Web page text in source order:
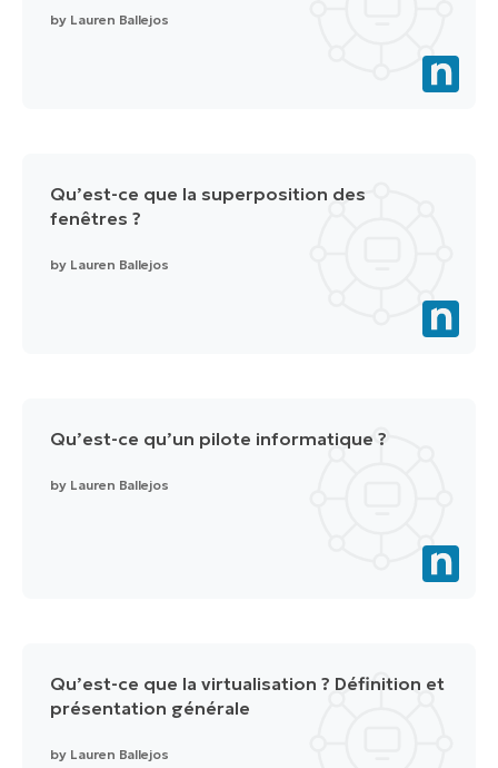
by Lauren Ballejos
Qu’est-ce que la superposition des
fenêtres ?
by Lauren Ballejos
Qu’est-ce qu’un pilote informatique ?
by Lauren Ballejos
Qu’est-ce que la virtualisation ? Définition et
présentation générale
by Lauren Ballejos